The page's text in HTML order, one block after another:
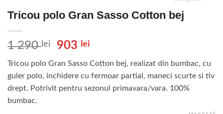
Tricou polo Gran Sasso Cotton bej
1 290 lei
Prețul
a
fost:
1
903 lei
este:
903 lei.
Tricou polo Gran Sasso Cotton bej, realizat din bumbac, cu
guler polo, inchidere cu fermoar partial, maneci scurte si tiv
drept. Potrivit pentru sezonul primavara/vara. 100%
bumbac.